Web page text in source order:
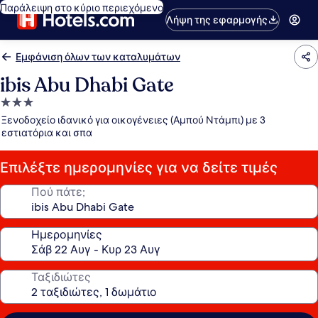
Παράλειψη στο κύριο περιεχόμενο
Λήψη της εφαρμογής
Εμφάνιση όλων των καταλυμάτων
ibis Abu Dhabi Gate
Κατάλυμα
με
3.0
αστέρια
Ξενοδοχείο ιδανικό για οικογένειες (Αμπού Ντάμπι) με 3
εστιατόρια και σπα
Επιλέξτε ημερομηνίες για να δείτε τιμές
Πού πάτε;
Ημερομηνίες
Ταξιδιώτες